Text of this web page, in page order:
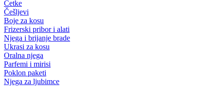
Četke
Češljevi
Boje za kosu
Frizerski pribor i alati
Njega i brijanje brade
Ukrasi za kosu
Oralna njega
Parfemi i mirisi
Poklon paketi
Njega za ljubimce